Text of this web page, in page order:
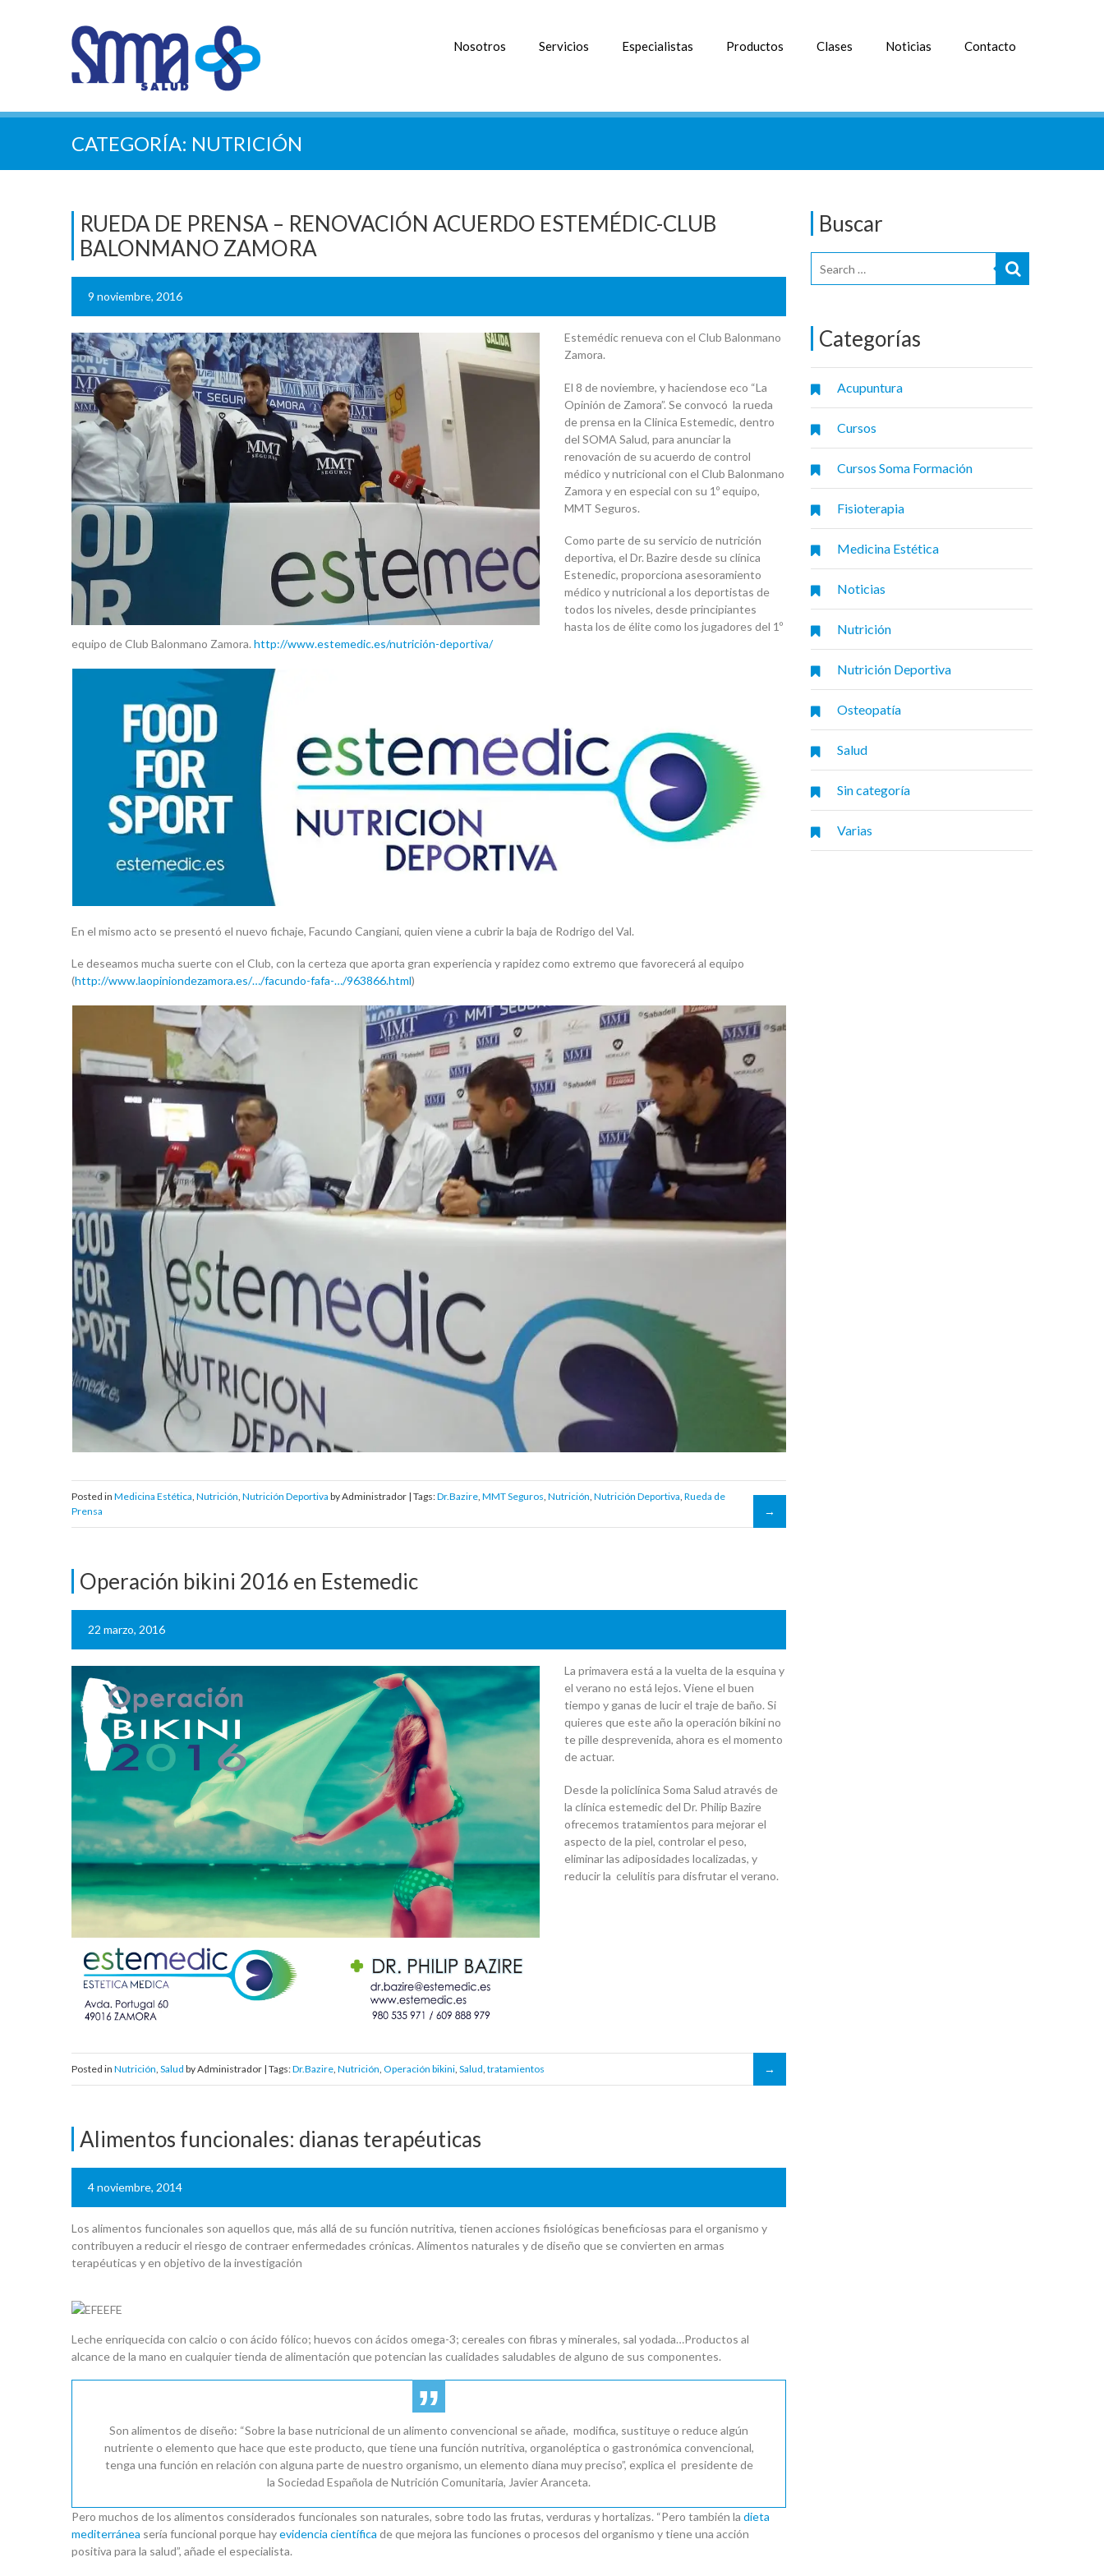
Nosotros Servicios Especialistas Productos Clases Noticias Contacto
CATEGORÍA: NUTRICIÓN
Buscar
Categorías
Acupuntura
Cursos
Cursos Soma Formación
Fisioterapia
Medicina Estética
Noticias
Nutrición
Nutrición Deportiva
Osteopatía
Salud
Sin categoría
Varias
RUEDA DE PRENSA – RENOVACIÓN ACUERDO ESTEMÉDIC-CLUB
BALONMANO ZAMORA
9 noviembre, 2016
Estemédic renueva con el Club Balonmano
Zamora.
El 8 de noviembre, y haciendose eco “La
Opinión de Zamora”. Se convocó la rueda
de prensa en la Clinica Estemedic, dentro
del SOMA Salud, para anunciar la
renovación de su acuerdo de control
médico y nutricional con el Club Balonmano
Zamora y en especial con su 1º equipo,
MMT Seguros.
Como parte de su servicio de nutrición
deportiva, el Dr. Bazire desde su clínica
Estenedic, proporciona asesoramiento
médico y nutricional a los deportistas de
todos los niveles, desde principiantes
hasta los de élite como los jugadores del 1º
equipo de Club Balonmano Zamora. http://www.estemedic.es/nutrición-deportiva/
En el mismo acto se presentó el nuevo fichaje, Facundo Cangiani, quien viene a cubrir la baja de Rodrigo del Val.
Le deseamos mucha suerte con el Club, con la certeza que aporta gran experiencia y rapidez como extremo que favorecerá al equipo
(http://www.laopiniondezamora.es/…/facundo-fafa-…/963866.html)
Posted in Medicina Estética, Nutrición, Nutrición Deportiva by Administrador | Tags:Dr.Bazire, MMT Seguros, Nutrición, Nutrición Deportiva, Rueda de
Prensa
Operación bikini 2016 en Estemedic
22 marzo, 2016
La primavera está a la vuelta de la esquina y
el verano no está lejos. Viene el buen
tiempo y ganas de lucir el traje de baño. Si
quieres que este año la operación bikini no
te pille desprevenida, ahora es el momento
de actuar.
Desde la policlínica Soma Salud através de
la clínica estemedic del Dr. Philip Bazire
ofrecemos tratamientos para mejorar el
aspecto de la piel, controlar el peso,
eliminar las adiposidades localizadas, y
reducir la celulitis para disfrutar el verano.
Posted in Nutrición Salud by Administrador | Tags:Dr.Bazire Nutrición Operación bikini Salud tratamientos
Alimentos funcionales: dianas terapéuticas
4 noviembre, 2014
Los alimentos funcionales son aquellos que, más allá de su función nutritiva, tienen acciones fisiológicas beneficiosas para el organismo y
contribuyen a reducir el riesgo de contraer enfermedades crónicas. Alimentos naturales y de diseño que se convierten en armas
terapéuticas y en objetivo de la investigación
EFE
Leche enriquecida con calcio o con ácido fólico; huevos con ácidos omega-3; cereales con fibras y minerales, sal yodada…Productos al
alcance de la mano en cualquier tienda de alimentación que potencian las cualidades saludables de alguno de sus componentes.
Son alimentos de diseño: “Sobre la base nutricional de un alimento convencional se añade, modifica, sustituye o reduce algún
nutriente o elemento que hace que este producto, que tiene una función nutritiva, organoléptica o gastronómica convencional,
tenga una función en relación con alguna parte de nuestro organismo, un elemento diana muy preciso”, explica el presidente de
la Sociedad Española de Nutrición Comunitaria, Javier Aranceta.
Pero muchos de los alimentos considerados funcionales son naturales, sobre todo las frutas, verduras y hortalizas. “Pero también la dieta
mediterránea sería funcional porque hayevidencia científica de que mejora las funciones o procesos del organismo y tiene una acción
positiva para la salud”, añade el especialista.